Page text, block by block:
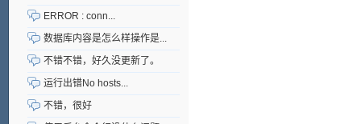
ERROR : conn...
数据库内容是怎么样操作是...
不错不错，好久没更新了。
运行出错No hosts...
不错，很好